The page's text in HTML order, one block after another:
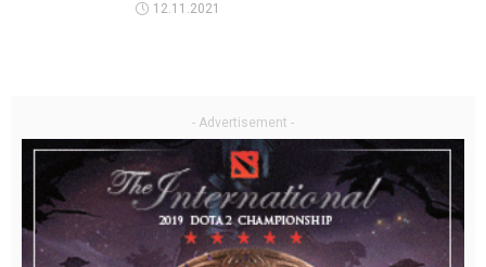
12.11.2021
- Advertisement -